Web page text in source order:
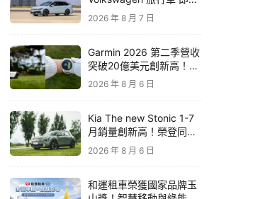
精品咖啡卡
2026 年 8 月 7 日
Garmin 2026 第二季營收
突破20億美元創新高！收
購 TrainingPeaks、
2026 年 8 月 6 日
Kia The new Stonic 1-7
月銷量創新高！榮登同級
進口車銷售亞軍｜79.9萬
元起再享原廠電子後視鏡
2026 年 8 月 6 日
和運租車榮獲國家品牌玉